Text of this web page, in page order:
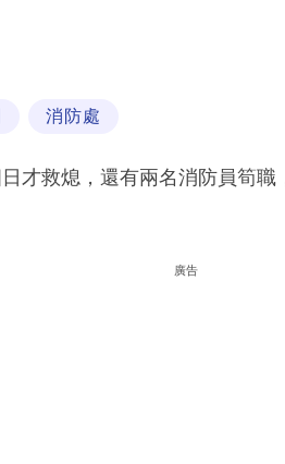
消防處
才救熄，還有兩名消防員筍
廣告